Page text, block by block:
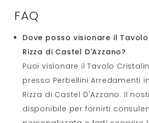
FAQ
Dove posso visionare il
Rizza di Castel D'Azzano?
Puoi visionare il Tavolo
presso Perbellini Arredamenti
Rizza di Castel D'Azzano. Il
disponibile per fornirti